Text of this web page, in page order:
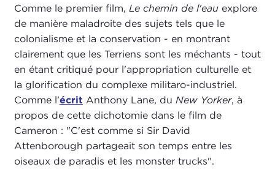
Comme le premier film, Le chemin de l'eau explore
de manière maladroite des sujets tels que le
colonialisme et la conservation - en montrant
clairement que les Terriens sont les méchants - tout
en étant critiqué pour l'appropriation culturelle et
la glorification du complexe militaro-industriel.
Comme l'écrit Anthony Lane, du New Yorker, à
propos de cette dichotomie dans le film de
Cameron : "C'est comme si Sir David
Attenborough partageait son temps entre les
oiseaux de paradis et les monster trucks".